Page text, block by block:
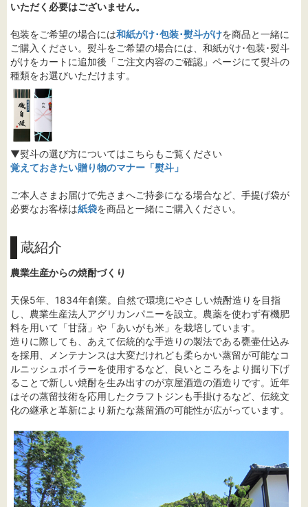
いただく必要はございません。
包装をご希望の場合には和紙がけ･包装･熨斗がけを商品と一緒に
ご購入ください。熨斗をご希望の場合には、和紙がけ･包装･熨斗
がけをカートに追加後「ご注文内容のご確認」ページにて熨斗の
種類をお選びいただけます。
▼熨斗の選び方についてはこちらもご覧ください
覚えておきたい贈り物のマナー「熨斗」
ご本人さまお届けで先さまへご持参になる場合など、手提げ袋が
必要なお客様は紙袋を商品と一緒にご購入ください。
蔵紹介
農業生産からの焼酎づくり
天保5年、1834年創業。自然で環境にやさしい焼酎造りを目指
し、農業生産法人アグリカンパニーを設立。農薬を使わず有機肥
料を用いて「甘藷」や「あいがも米」を栽培しています。
造りに際しても、あえて伝統的な手造りの製法である甕壷仕込み
を採用、メンテナンスは大変だけれども柔らかい蒸留が可能なコ
ルニッシュボイラーを使用するなど、良いところをより掘り下げ
ることで新しい焼酎を生み出すのが京屋酒造の酒造りです。近年
はその蒸留技術を応用したクラフトジンも手掛けるなど、伝統文
化の継承と革新により新たな蒸留酒の可能性が広がっています。